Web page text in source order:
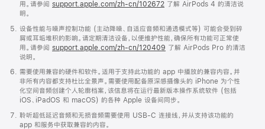
用。请参阅 support.apple.com/zh-cn/102672 了解 AirPods 4 的清洁说
明。
设备性能与噪声控制功能 (主动降噪、自适应音频和通透模式等) 可能会受到碎
屑或耳垢堆积的影响。请定期清洁设备，以便维护性能，确保所有功能可正常使
用。请参阅 support.apple.com/zh-cn/120409 了解 AirPods Pro 的清洁
说明。
需要使用兼容的硬件和软件。适用于支持此功能的 app 中播放的兼容内容。并
非所有内容都支持杜比全景声。需要使用配备原深感摄像头的 iPhone 为个性
化空间音频创建个人轮廓档案，该信息将在运行最新版本操作系统软件 (包括
iOS、iPadOS 和 macOS) 的各种 Apple 设备间同步。
聆听超低延迟音频和无损音频需要使用 USB-C 连接线，并从支持该功能的
app 和服务中获取兼容的内容。